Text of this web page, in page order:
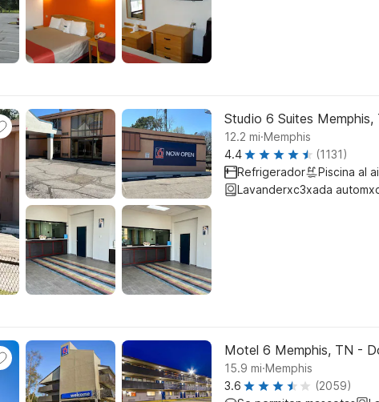
Studio 6 Suites Memphis,
12.2 mi.Memphis
4.4
(1131)
Refrigerador
Piscina al
Lavanderxc3xada
Motel 6 Memphis, TN -
15.9 mi.Memphis
3.6
(2059)